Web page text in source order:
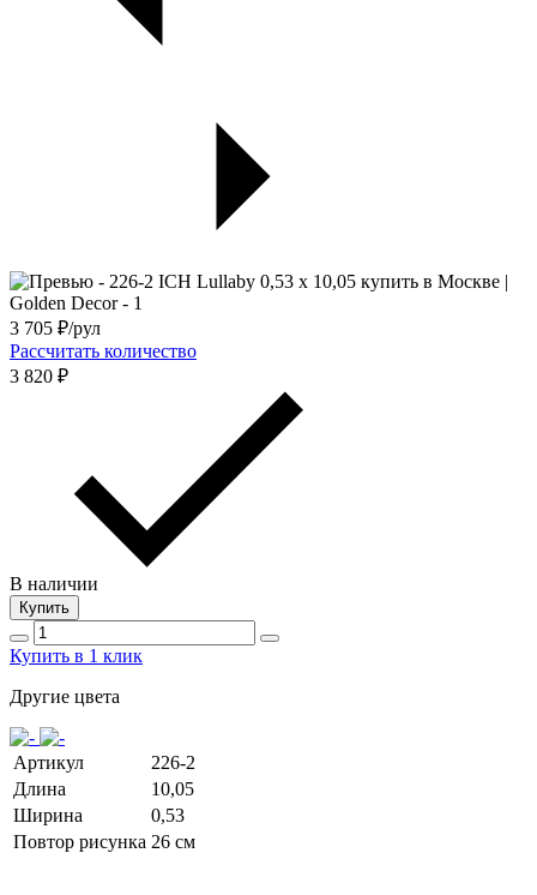
3 705 ₽/рул
Рассчитать количество
3 820 ₽
В наличии
Купить
Купить в 1 клик
Другие цвета
Артикул
226-2
Длина
10,05
Ширина
0,53
Повтор рисунка 26 cм